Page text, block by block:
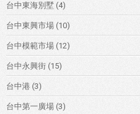
台中東海別墅 (4)
台中東興市場 (10)
台中模範市場 (12)
台中永興街 (15)
台中港 (3)
台中第一廣場 (3)